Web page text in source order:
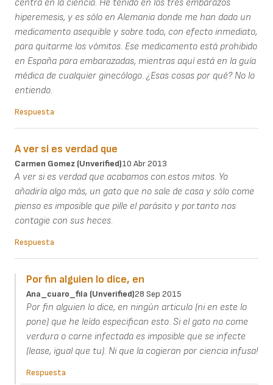
centra en la ciencia. He tenido en los tres embarazos
hiperemesis, y es sólo en Alemania donde me han dado un
medicamento asequible y sobre todo, con efecto inmediato,
para quitarme los vómitos. Ese medicamento está prohibido
en España para embarazadas, mientras aquí está en la guía
médica de cualquier ginecólogo. ¿Esas cosas por qué? No lo
entiendo.
Respuesta
A ver si es verdad que
Carmen Gomez (unverified)10 Abr 2013
A ver si es verdad que acabamos con.estos mitos. Yo
añadiría algo más, un gato que no sale de casa y sólo come
pienso es imposible que pille el parásito y por.tanto nos
contagie con sus heces.
Respuesta
Por fin alguien lo dice, en
Ana_cuaro_fila (unverified)28 Sep 2015
Por fin alguien lo dice, en ningún articulo (ni en este lo
pone) que he leído especifican esto. Si el gato no come
verdura o carne infectada es imposible que se infecte
(lease, igual que tu). Ni que la cogieran por ciencia infusa!
Respuesta